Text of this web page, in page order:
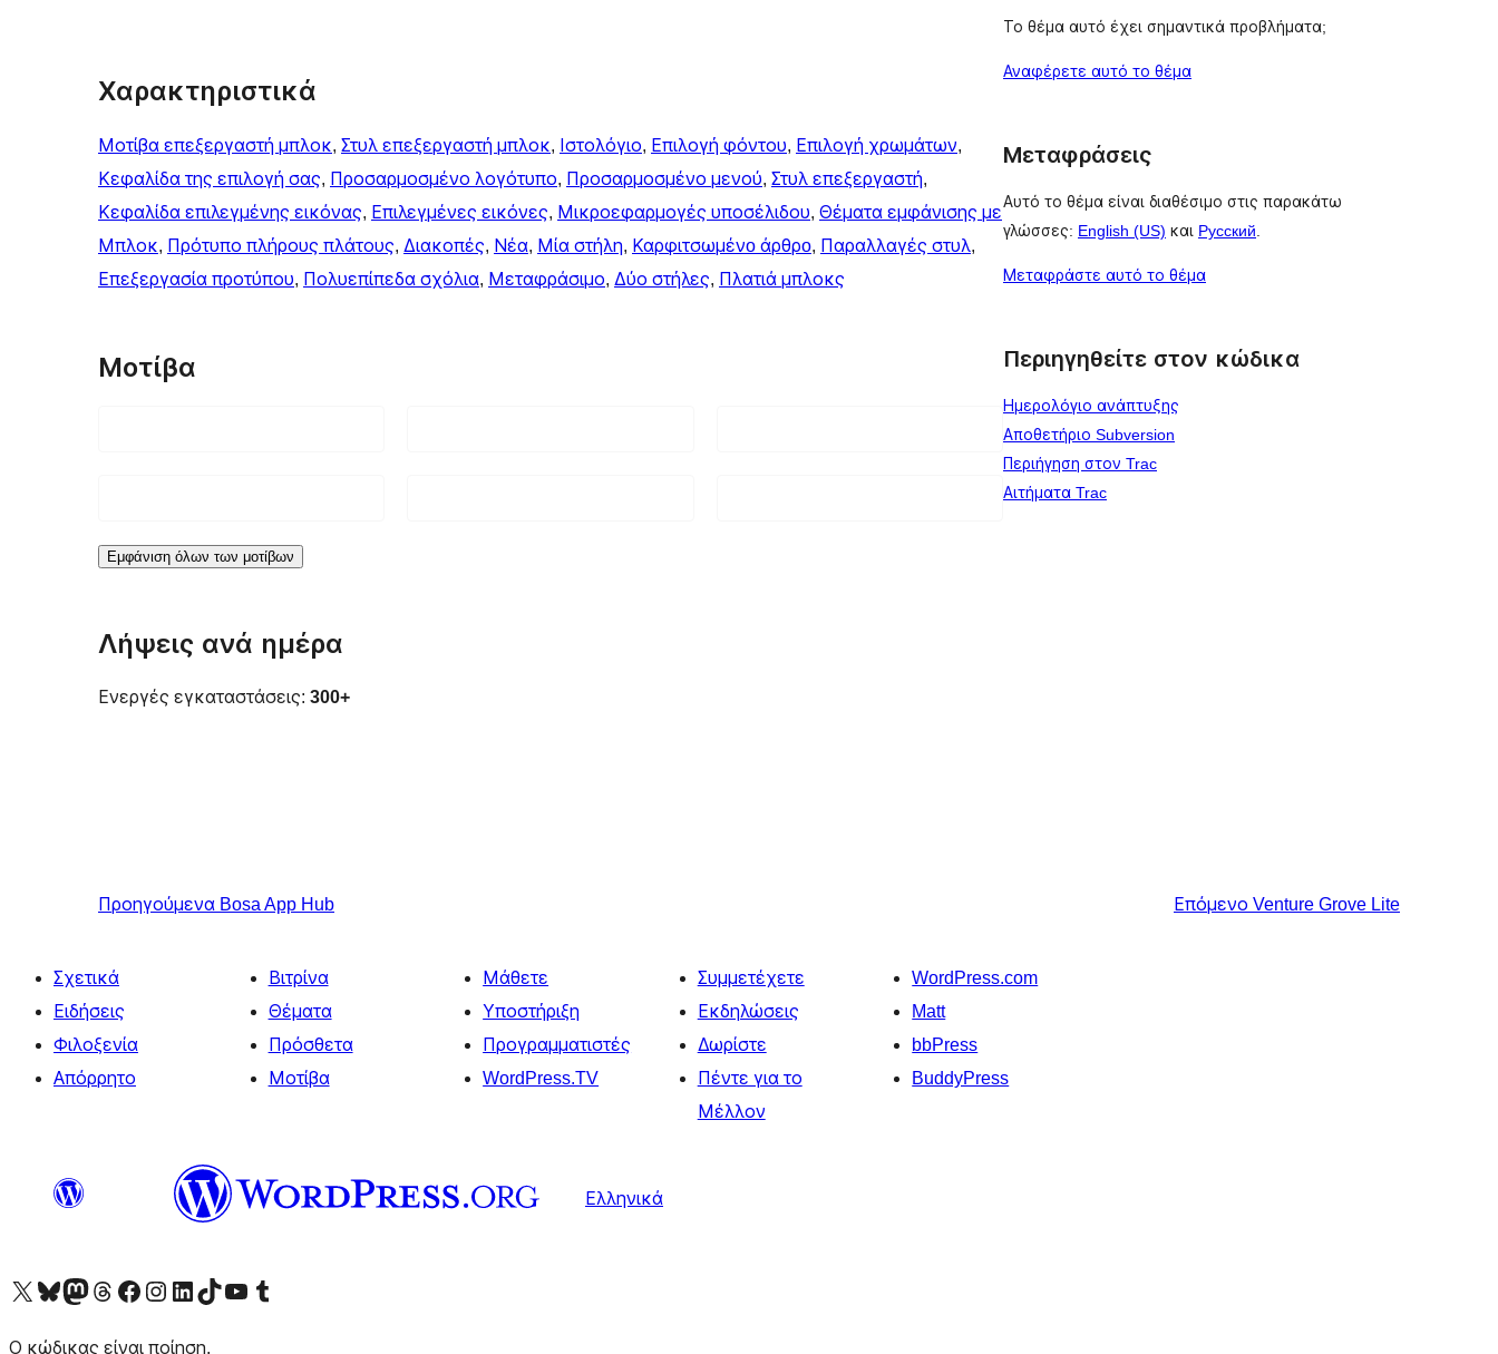
Χαρακτηριστικά
Μοτίβα επεξεργαστή μπλοκ, Στυλ επεξεργαστή μπλοκ, Ιστολόγιο, Επιλογή φόντου, Επιλογή χρωμάτων
Κεφαλίδα της επιλογή σας, Προσαρμοσμένο λογότυπο, Προσαρμοσμένο μενού, Στυλ επεξεργαστή
Κεφαλίδα επιλεγμένης εικόνας, Επιλεγμένες εικόνες, Μικροεφαρμογές υποσέλιδου, Θέματα εμφάνισης με
Μπλοκ, Πρότυπο πλήρους πλάτους, Διακοπές, Νέα, Μία στήλη, Καρφιτσωμένo άρθρo, Παραλλαγές στυλ
Επεξεργασία προτύπου, Πολυεπίπεδα σχόλια, Μεταφράσιμο, Δύο στήλες, Πλατιά μπλοκς
Μοτίβα
Εμφάνιση όλων των μοτίβων
Λήψεις ανά ημέρα
Ενεργές εγκαταστάσεις: 300+
Το θέμα αυτό έχει σημαντικά προβλήματα;
Αναφέρετε αυτό το θέμα
Μεταφράσεις
Αυτό το θέμα είναι διαθέσιμο στις παρακάτω
γλώσσες: English (US) και Русский
Μεταφράστε αυτό το θέμα
Περιηγηθείτε στον κώδικα
Ημερολόγιο ανάπτυξης
Αποθετήριο Subversion
Περιήγηση στον Trac
Αιτήματα Trac
Προηγούμενα Bosa App Hub Επόμενο Venture Grove Lite
Σχετικά
Ειδήσεις
Φιλοξενία
Απόρρητο
Βιτρίνα
Θέματα
Πρόσθετα
Μοτίβα
Μάθετε
Υποστήριξη
Προγραμματιστές
WordPress.TV
Συμμετέχετε
Εκδηλώσεις
Δωρίστε
Πέντε για το
Μέλλον
WordPress.com
Matt
bbPress
BuddyPress
Ελληνικά
Visit our X (formerly Twitter) account
Visit our Bluesky account
Επισκεφθείτε τον λογαριασμό μας στο Mastodon
Visit our Threads account
Επισκεφτείτε τη σελίδα μας στο Facebook
Επισκεφθείτε τον λογαριασμό μας Instagram
Επισκεφθείτε τον λογαριασμό μας LinkedIn
Visit our TikTok account
Visit our YouTube channel
Visit our Tumblr account
Ο κώδικας είναι ποίηση.